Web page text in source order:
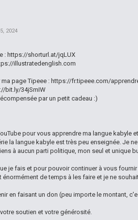
2024
: https://shorturl.at/jqLUX
illustratedenglish.com
ma page Tipeee : https://fr.tipeee.com/
bit.ly/34jSmIW
par un petit cadeau :)
pour vous apprendre ma langue kabyle
la langue kabyle est très peu enseignée. Je
à aucun parti politique, mon seul et unique
je fais et pour pouvoir continuer à vous
énormément de temps à les faire et je ne
en faisant un don (peu importe le montant,
soutien et votre générosité.